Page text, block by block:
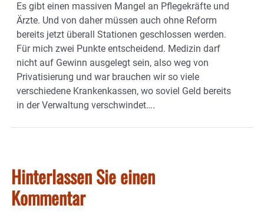
Es gibt einen massiven Mangel an Pflegekräfte und
Ärzte. Und von daher müssen auch ohne Reform
bereits jetzt überall Stationen geschlossen werden.
Für mich zwei Punkte entscheidend. Medizin darf
nicht auf Gewinn ausgelegt sein, also weg von
Privatisierung und war brauchen wir so viele
verschiedene Krankenkassen, wo soviel Geld bereits
in der Verwaltung verschwindet….
Hinterlassen Sie einen
Kommentar